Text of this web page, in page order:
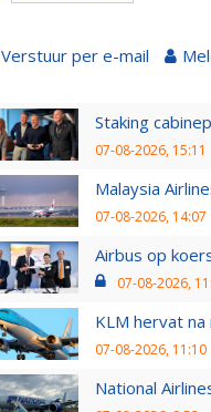
Verstuur per e-mail
Staking
07-08-2026, 15:11
Malaysia
07-08-2026, 14:07
Airbus op
07-08-2026,
KLM hervat
07-08-2026, 11:10
National